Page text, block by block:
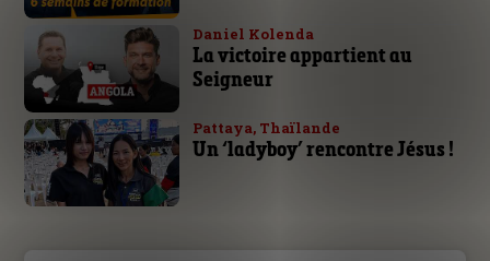
Daniel Kolenda
La victoire appartient au
Seigneur
Pattaya, Thaïlande
Un ‘ladyboy’ rencontre Jésus !